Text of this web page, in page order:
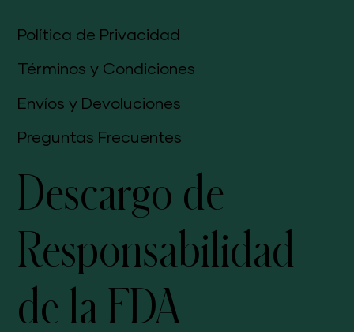
Descargo de
Responsabilidad
de la FDA
Política de Privacidad
Términos y Condiciones
Envíos y Devoluciones
Preguntas Frecuentes